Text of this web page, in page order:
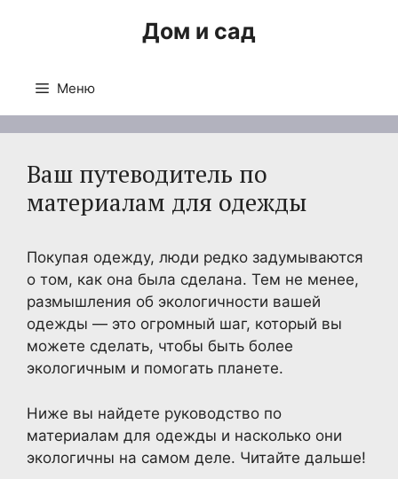
Дом и сад
Меню
Ваш путеводитель по
материалам для одежды
Покупая одежду, люди редко задумываются
о том, как она была сделана. Тем не менее,
размышления об экологичности вашей
одежды — это огромный шаг, который вы
можете сделать, чтобы быть более
экологичным и помогать планете.
Ниже вы найдете руководство по
материалам для одежды и насколько они
экологичны на самом деле. Читайте дальше!